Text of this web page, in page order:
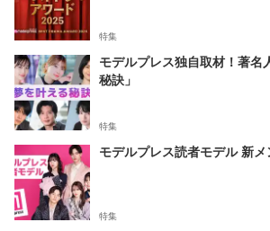
特集
モデルプレス独自取材！著名
秘訣」
特集
モデルプレス読者モデル 新メ
特集